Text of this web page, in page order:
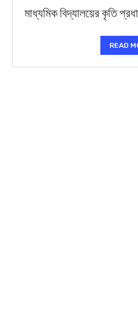
মাধ্যমিক বিদ্যালয়ের কৃতি
READ